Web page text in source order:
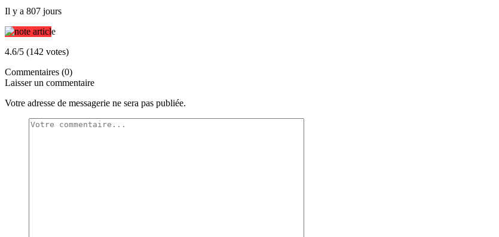
Il y a 807 jours
4.6/5 (142 votes)
Commentaires (0)
Laisser un commentaire
Votre adresse de messagerie ne sera pas publiée.